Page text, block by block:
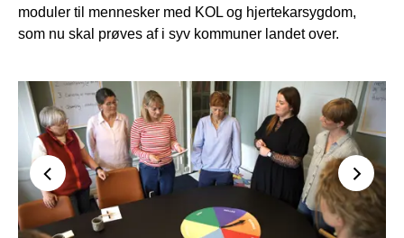
moduler til mennesker med KOL og hjertekarsygdom,
som nu skal prøves af i syv kommuner landet over.